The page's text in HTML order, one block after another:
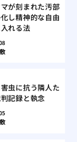
が刻まれた汚部
し精神的な自由
れる法
虫に抗う隣人た
記録と執念